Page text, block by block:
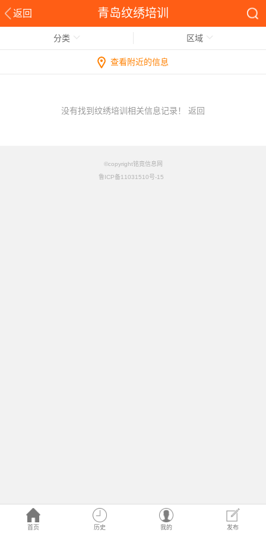
返回 青岛纹绣培训
首页 历史 我的 发布
分类 区域
查看附近的信息
没有找到纹绣培训相关信息记录！ 返回
©copyright铭竟信息网
鲁ICP备11031510号-15